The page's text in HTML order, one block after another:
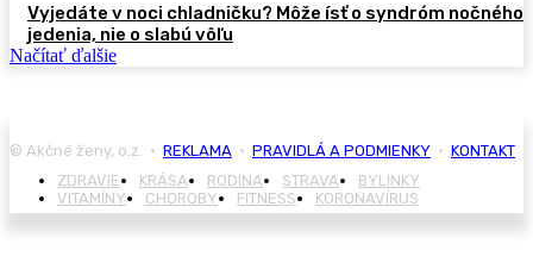
Vyjedáte v noci chladničku? Môže ísť o syndróm nočného
jedenia, nie o slabú vôľu
Načítať ďalšie
© Akčné ženy, o.z. • REKLAMA • PRAVIDLÁ A PODMIENKY • KONTAKT
ZDRAVIE
KRÁSA RODINA STRAVA
BYLINKY
VITAMÍNY
CHOROBY FITNESS KORONAVÍRUS